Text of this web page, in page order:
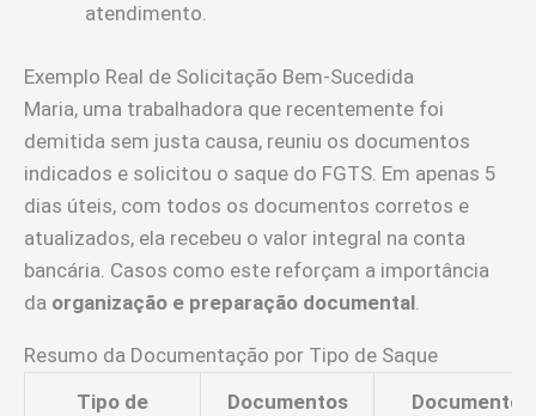
atendimento.
Exemplo Real de Solicitação Bem-Sucedida
Maria, uma trabalhadora que recentemente foi
demitida sem justa causa, reuniu os documentos
indicados e solicitou o saque do FGTS. Em apenas 5
dias úteis, com todos os documentos corretos e
atualizados, ela recebeu o valor integral na conta
bancária. Casos como este reforçam a importância
da organização e preparação documental
Resumo da Documentação por Tipo de Saque
Tipo de
Documentos
Documentos